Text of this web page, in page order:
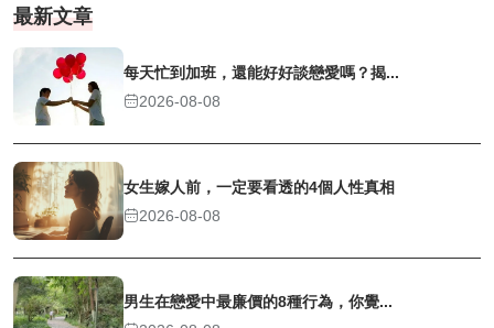
最新文章
每天忙到加班，還能好好談戀愛嗎？揭...
2026-08-08
女生嫁人前，一定要看透的4個人性真相
2026-08-08
男生在戀愛中最廉價的8種行為，你覺...